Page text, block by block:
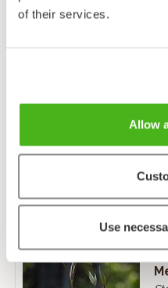
of their services.
Allow
Use